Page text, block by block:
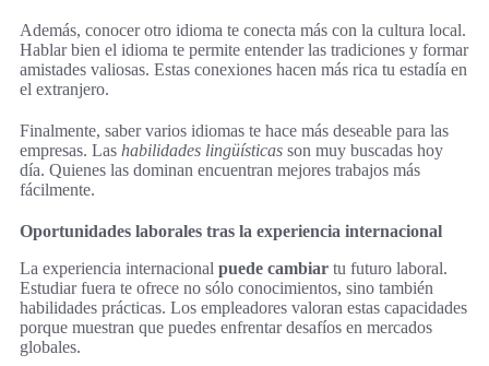
Además, conocer otro idioma te conecta más con la cultura local.
Hablar bien el idioma te permite entender las tradiciones y formar
amistades valiosas. Estas conexiones hacen más rica tu estadía en
el extranjero.
Finalmente, saber varios idiomas te hace más deseable para las
empresas. Las habilidades lingüísticas son muy buscadas hoy
día. Quienes las dominan encuentran mejores trabajos más
fácilmente.
Oportunidades laborales tras la experiencia internacional
La experiencia internacional puede cambiar tu futuro laboral.
Estudiar fuera te ofrece no sólo conocimientos, sino también
habilidades prácticas. Los empleadores valoran estas capacidades
porque muestran que puedes enfrentar desafíos en mercados
globales.